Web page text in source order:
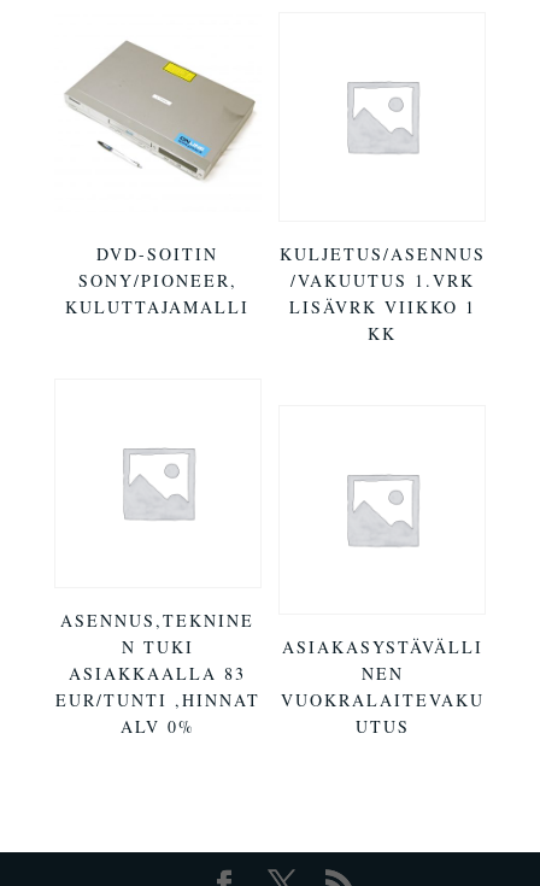
DVD-SOITIN
SONY/PIONEER,
KULUTTAJAMALLI
KULJETUS/ASENNUS
/VAKUUTUS 1.VRK
LISÄVRK VIIKKO 1
KK
ASENNUS,TEKNINE
N TUKI
ASIAKKAALLA 83
EUR/TUNTI ,HINNAT
ALV 0%
ASIAKASYSTÄVÄLLI
NEN
VUOKRALAITEVAKU
UTUS